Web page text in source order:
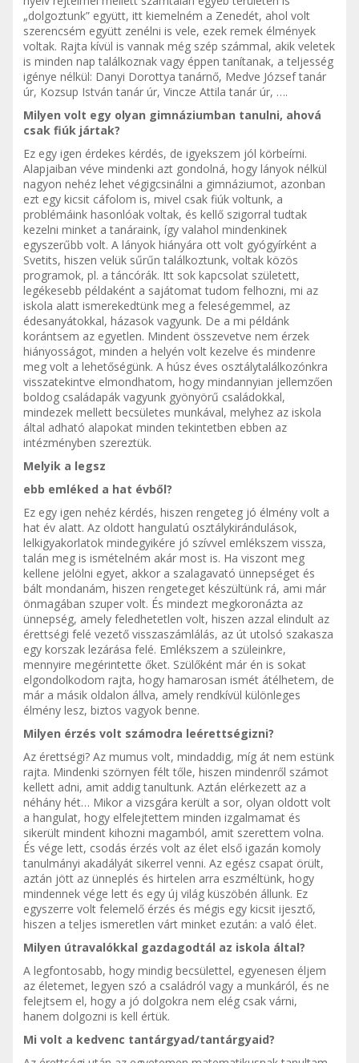
„dolgoztunk” együtt, itt kiemelném a Zenedét, ahol volt
szerencsém együtt zenélni is vele, ezek remek élmények
voltak. Rajta kívül is vannak még szép számmal, akik veletek
is minden nap találkoznak vagy éppen tanítanak, a teljesség
igénye nélkül: Danyi Dorottya tanárnő, Medve József tanár
úr, Kozsup István tanár úr, Vincze Attila tanár úr, ….
Milyen volt egy olyan gimnáziumban tanulni, ahová
csak fiúk jártak?
Ez egy igen érdekes kérdés, de igyekszem jól körbeírni.
Alapjaiban véve mindenki azt gondolná, hogy lányok nélkül
nagyon nehéz lehet végigcsinálni a gimnáziumot, azonban
ezt egy kicsit cáfolom is, mivel csak fiúk voltunk, a
problémáink hasonlóak voltak, és kellő szigorral tudtak
kezelni minket a tanáraink, így valahol mindenkinek
egyszerűbb volt. A lányok hiányára ott volt gyógyírként a
Svetits, hiszen velük sűrűn találkoztunk, voltak közös
programok, pl. a táncórák. Itt sok kapcsolat született,
legékesebb példaként a sajátomat tudom felhozni, mi az
iskola alatt ismerekedtünk meg a feleségemmel, az
édesanyátokkal, házasok vagyunk. De a mi példánk
korántsem az egyetlen. Mindent összevetve nem érzek
hiányosságot, minden a helyén volt kezelve és mindenre
meg volt a lehetőségünk. A húsz éves osztálytalálkozónkra
visszatekintve elmondhatom, hogy mindannyian jellemzően
boldog családapák vagyunk gyönyörű családokkal,
mindezek mellett becsületes munkával, melyhez az iskola
által adható alapokat minden tekintetben ebben az
intézményben szereztük.
Melyik a legsz
ebb emléked a hat évből?
Ez egy igen nehéz kérdés, hiszen rengeteg jó élmény volt a
hat év alatt. Az oldott hangulatú osztálykirándulások,
lelkigyakorlatok mindegyikére jó szívvel emlékszem vissza,
talán meg is ismételném akár most is. Ha viszont meg
kellene jelölni egyet, akkor a szalagavató ünnepséget és
bált mondanám, hiszen rengeteget készültünk rá, ami már
önmagában szuper volt. És mindezt megkoronázta az
ünnepség, amely feledhetetlen volt, hiszen azzal elindult az
érettségi felé vezető visszaszámlálás, az út utolsó szakasza
egy korszak lezárása felé. Emlékszem a szüleinkre,
mennyire megérintette őket. Szülőként már én is sokat
elgondolkodom rajta, hogy hamarosan ismét átélhetem, de
már a másik oldalon állva, amely rendkívül különleges
élmény lesz, biztos vagyok benne.
Milyen érzés volt számodra leérettségizni?
Az érettségi? Az mumus volt, mindaddig, míg át nem estünk
rajta. Mindenki szörnyen félt tőle, hiszen mindenről számot
kellett adni, amit addig tanultunk. Aztán elérkezett az a
néhány hét… Mikor a vizsgára került a sor, olyan oldott volt
a hangulat, hogy elfelejtettem minden izgalmamat és
sikerült mindent kihozni magamból, amit szerettem volna.
És vége lett, csodás érzés volt az élet első igazán komoly
tanulmányi akadályát sikerrel venni. Az egész csapat örült,
aztán jött az ünneplés és hirtelen arra eszméltünk, hogy
mindennek vége lett és egy új világ küszöbén állunk. Ez
egyszerre volt felemelő érzés és mégis egy kicsit ijesztő,
hiszen a teljes ismeretlen várt minket ezután: a való élet.
Milyen útravalókkal gazdagodtál az iskola által?
A legfontosabb, hogy mindig becsülettel, egyenesen éljem
az életemet, legyen szó a családról vagy a munkáról, és ne
felejtsem el, hogy a jó dolgokra nem elég csak várni,
hanem dolgozni is kell értük.
Mi volt a kedvenc tantárgyad/tantárgyaid?